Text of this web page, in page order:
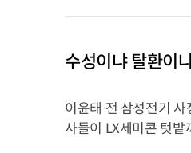
수성이냐 탈환이
이윤태 전 삼성전기
사들이 LX세미콘 텃